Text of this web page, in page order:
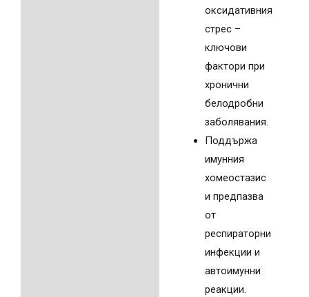
оксидативния
стрес –
ключови
фактори при
хронични
белодробни
заболявания.
Поддържа
имунния
хомеостазис
и предпазва
от
респираторни
инфекции и
автоимунни
реакции.